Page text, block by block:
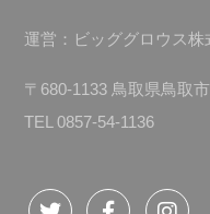
運営：ビッググロウス株
〒680-1133 鳥取県鳥取
TEL 0857-54-1136